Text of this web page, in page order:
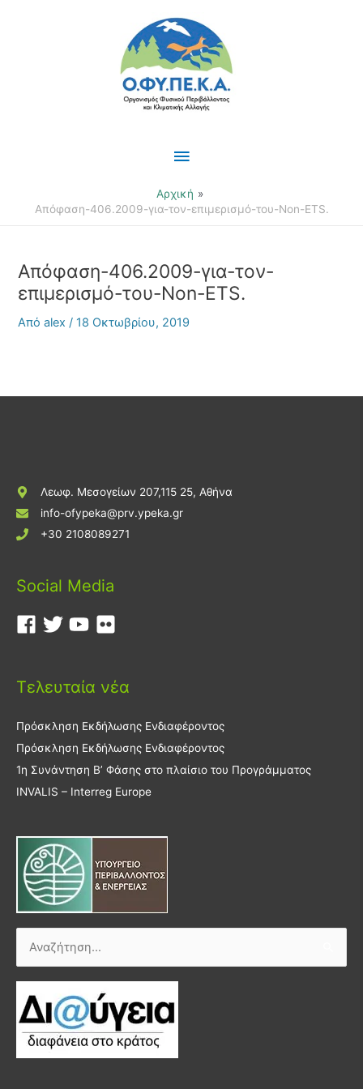
Κύριο
Μενού
Αρχική
Απόφαση-406.2009-για-τον-επιμερισμό-του-Non-ETS.
Απόφαση-406.2009-για-τον-
επιμερισμό-του-Non-ETS.
Απόalex/18 Οκτωβρίου, 2019
Λεωφ. Μεσογείων 207,115 25, Αθήνα
info-ofypeka@prv.ypeka.gr
+30 2108089271
Social Media
Τελευταία νέα
Πρόσκληση Εκδήλωσης Ενδιαφέροντος
Πρόσκληση Εκδήλωσης Ενδιαφέροντος
1η Συνάντηση Β’ Φάσης στο πλαίσιο του Προγράμματος
INVALIS – Interreg Europe
Αναζήτηση